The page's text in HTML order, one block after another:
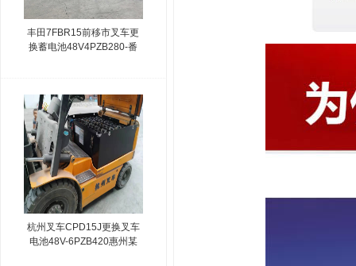
丰田7FBR15前移市叉车更
换蓄电池48V4PZB280-番
杭州叉车CPD15J更换叉车
电池48V-6PZB420惠州某